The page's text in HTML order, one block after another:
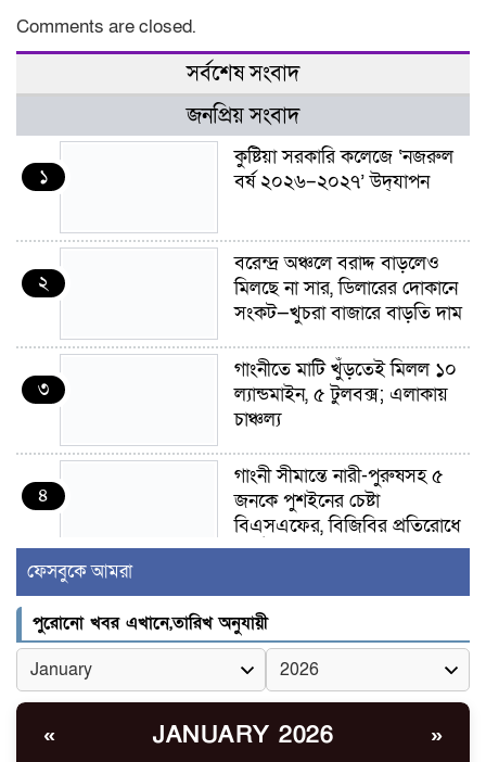
Comments are closed.
সর্বশেষ সংবাদ
জনপ্রিয় সংবাদ
১
কুষ্টিয়া সরকারি কলেজে ‘নজরুল
বর্ষ ২০২৬–২০২৭’ উদ্‌যাপন
২
বরেন্দ্র অঞ্চলে বরাদ্দ বাড়লেও
মিলছে না সার, ডিলারের দোকানে
সংকট—খুচরা বাজারে বাড়তি দাম
৩
গাংনীতে মাটি খুঁড়তেই মিলল ১০
ল্যান্ডমাইন, ৫ টুলবক্স; এলাকায়
চাঞ্চল্য
৪
গাংনী সীমান্তে নারী-পুরুষসহ ৫
জনকে পুশইনের চেষ্টা
বিএসএফের, বিজিবির প্রতিরোধে
ব্যর্থ
৫
ইবির জুলাই-৩৬ হলে
রুমমেটদের গোপন ছবি প্রেমিকের
কাছে পাঠানোর অভিযোগ, ক্ষোভ
ও আতঙ্ক শিক্ষার্থীদের
৬
র‍্যাব বিলুপ্ত হয়ে এসআরবি,
ফেসবুকে আমরা
পুরোনো খবর এখানে,তারিখ অনুযায়ী
« JANUARY 2026 »